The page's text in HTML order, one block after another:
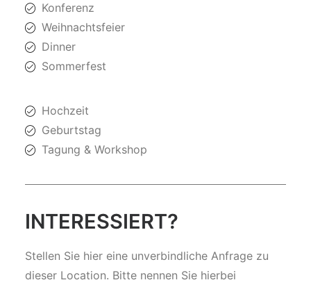
Konferenz
Weihnachtsfeier
Dinner
Sommerfest
Hochzeit
Geburtstag
Tagung & Workshop
INTERESSIERT?
Stellen Sie hier eine unverbindliche Anfrage zu
dieser Location. Bitte nennen Sie hierbei